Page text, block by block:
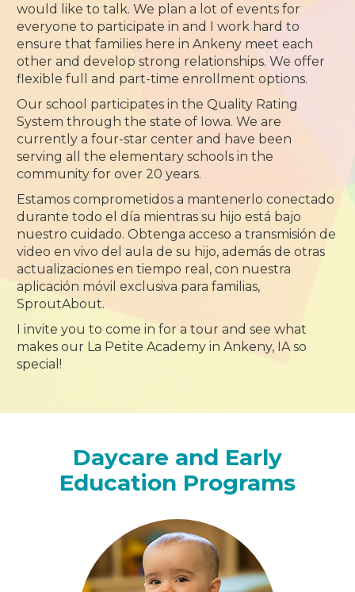
would like to talk. We plan a lot of events for
everyone to participate in and I work hard to
ensure that families here in Ankeny meet each
other and develop strong relationships. We offer
flexible full and part-time enrollment options.
Our school participates in the Quality Rating
System through the state of Iowa. We are
currently a four-star center and have been
serving all the elementary schools in the
community for over 20 years.
Estamos comprometidos a mantenerlo conectado
durante todo el día mientras su hijo está bajo
nuestro cuidado. Obtenga acceso a transmisión de
video en vivo del aula de su hijo, además de otras
actualizaciones en tiempo real, con nuestra
aplicación móvil exclusiva para familias,
SproutAbout.
I invite you to come in for a tour and see what
makes our La Petite Academy in Ankeny, IA so
special!
Daycare and Early
Education Programs